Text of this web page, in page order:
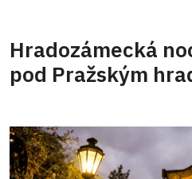
Hradozámecká
pod Pražským